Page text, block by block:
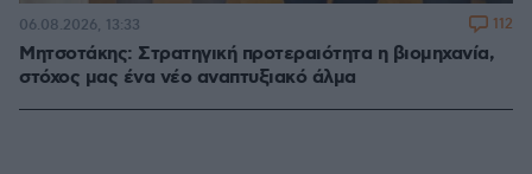
Μητσοτάκης: Στρατηγική προτεραιότητα η βιομηχανία,
στόχος μας ένα νέο αναπτυξιακό άλμα
06.08.2026, 13:33 112